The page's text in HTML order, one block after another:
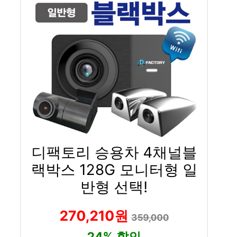
디팩토리 승용차 4채널블
랙박스 128G 모니터형 일
반형 선택!
270,210원359,000